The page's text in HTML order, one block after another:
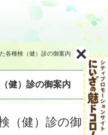
各種検（健）診の御案内
健）診の御案内
（健）診の御